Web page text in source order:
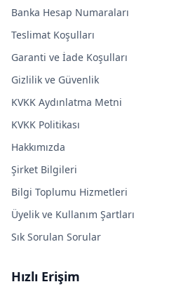
Banka Hesap Numaraları
Teslimat Koşulları
Garanti ve İade Koşulları
Gizlilik ve Güvenlik
KVKK Aydınlatma Metni
KVKK Politikası
Hakkımızda
Şirket Bilgileri
Bilgi Toplumu Hizmetleri
Üyelik ve Kullanım Şartları
Sık Sorulan Sorular
Hızlı Erişim